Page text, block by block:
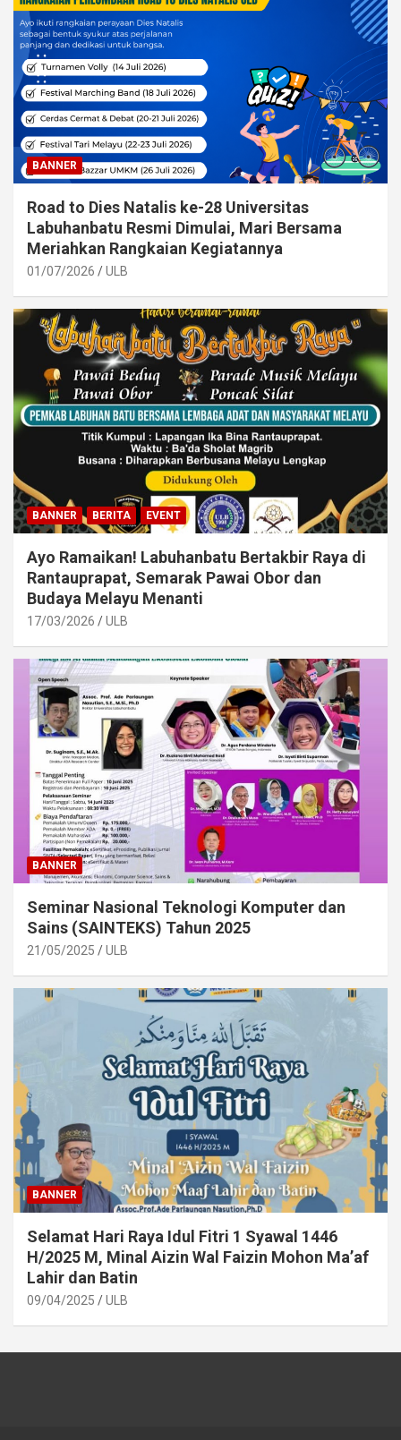
BANNER
Road to Dies Natalis ke-28 Universitas
Labuhanbatu Resmi Dimulai, Mari Bersama
Meriahkan Rangkaian Kegiatannya
01/07/2026 ULB
BANNER BERITA EVENT
Ayo Ramaikan! Labuhanbatu Bertakbir Raya di
Rantauprapat, Semarak Pawai Obor dan
Budaya Melayu Menanti
17/03/2026 ULB
BANNER
Seminar Nasional Teknologi Komputer dan
Sains (SAINTEKS) Tahun 2025
21/05/2025 ULB
BANNER
Selamat Hari Raya Idul Fitri 1 Syawal 1446
H/2025 M, Minal Aizin Wal Faizin Mohon Ma’af
Lahir dan Batin
09/04/2025 ULB